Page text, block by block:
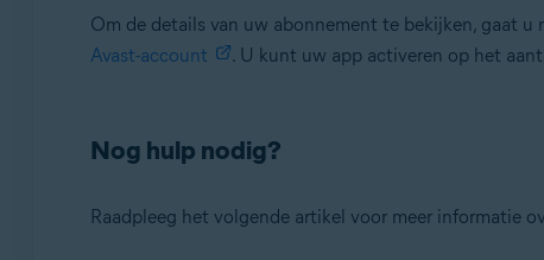
Om de details van uw abonnement te bekijken, gaat u
Avast-account
. U kunt uw app activeren op het
Nog hulp nodig?
Raadpleeg het volgende artikel voor meer informatie